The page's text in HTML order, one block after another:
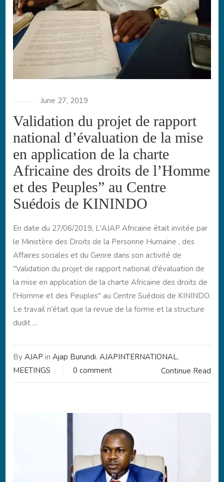
June 27, 2019
Validation du projet de rapport
national d’évaluation de la mise
en application de la charte
Africaine des droits de l’Homme
et des Peuples” au Centre
Suédois de KININDO
En date du 27/06/2019, L'AJAP Africaine était invitée par
le Ministère des Droits de la Personne Humaine , des
Affaires sociales et du Genre dans son activité de
"Validation du projet de rapport national d'évaluation de
la mise en application de la charte Africaine des droits de
l'Homme et des Peuples" au Centre Suédois de KININDO.
Le travail n'était que la revue de la forme et la structure
dudit ...
Continue Read
By AJAP in Ajap Burundi,AJAPINTERNATIONAL,
MEETINGS
0 comment